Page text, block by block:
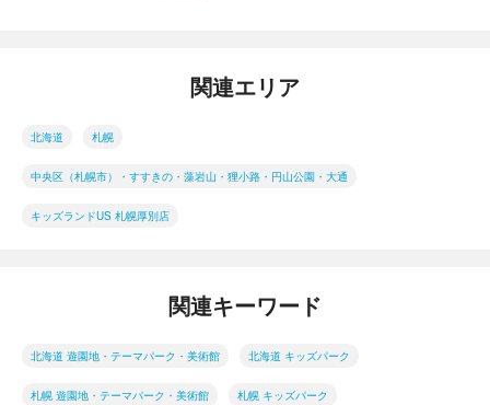
関連エリア
北海道 札幌
中央区（札幌市）・すすきの・藻岩山・狸小路・円山公園・大通
キッズランドUS 札幌厚別店
関連キーワード
北海道 遊園地・テーマパーク・美術館 北海道 キッズパーク
札幌 遊園地・テーマパーク・美術館 札幌 キッズパーク